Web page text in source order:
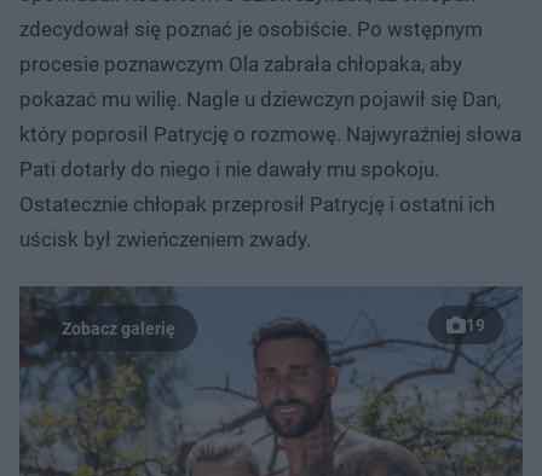
zdecydował się poznać je osobiście. Po wstępnym
procesie poznawczym Ola zabrała chłopaka, aby
pokazać mu wilię. Nagle u dziewczyn pojawił się Dan,
który poprosił Patrycję o rozmowę. Najwyraźniej słowa
Pati dotarły do niego i nie dawały mu spokoju.
Ostatecznie chłopak przeprosił Patrycję i ostatni ich
uścisk był zwieńczeniem zwady.
19